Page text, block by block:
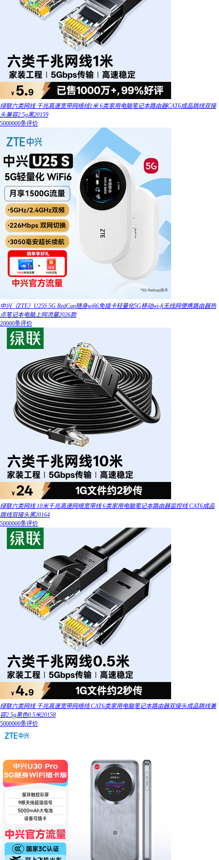
绿联六类网线 千兆高速宽带网络线1米 6类家用电脑笔记本路由器CAT6成品跳线双接
头兼容2.5g黑20159
5000000条评价
中兴（ZTE）U25S 5G RedCap随身wifi6免插卡轻量化5G移动wi-fi无线网便携路由器热
点笔记本电脑上网流量2026款
20000条评价
绿联六类网线 10米千兆高速网络宽带线 6类家用电脑笔记本路由器监控线 CAT6成品
跳线双接头黑20164
5000000条评价
绿联六类网线 千兆高速宽带网络线 CAT6类家用电脑笔记本路由器双接头成品跳线兼
容2.5g黑色0.5米20158
5000000条评价